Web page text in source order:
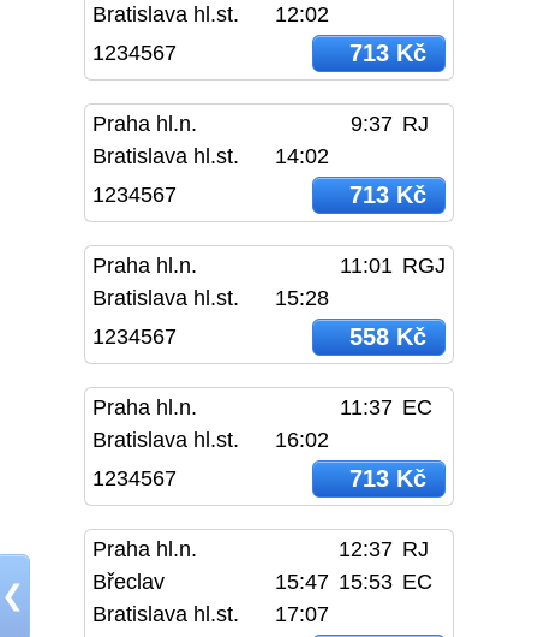
❮
Bratislava hl.st.
12:02
1234567
713 Kč
Praha hl.n. 9:37 RJ
Bratislava hl.st.
14:02
1234567
713 Kč
Praha hl.n. 11:01 RGJ
Bratislava hl.st.
15:28
1234567
558 Kč
Praha hl.n. 11:37 EC
Bratislava hl.st.
16:02
1234567
713 Kč
Praha hl.n. 12:37 RJ
Břeclav
15:47 15:53 EC
Bratislava hl.st.
17:07